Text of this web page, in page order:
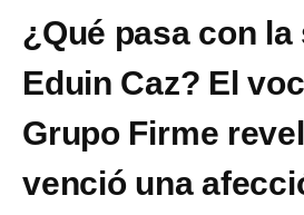
¿Qué pasa con la
Eduin Caz? El
Grupo Firme
venció una